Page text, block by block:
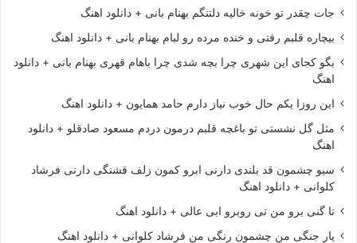
جات چقدر تو خونه خالیه دلتنگم بهنام بانی + دانلود اهنگ
بیچاره قلبم رفتی و خنده مرده رو لبام بهنام بانی + دانلود اهنگ
بگو کجای این شهری چرا بچه شدی چرا باهام قهری بهنام بانی + دانلود
اهنگ
این روزا یکم حال خوب نیاز دارم حامد همایون + دانلود اهنگ
مثل گل نشستی تو باغچه قلبم درمون دردم مسعود صادقلو + دانلود
اهنگ
سیو چشمون قد بلندی دارنی ابرو کمون زلف قشنگی دارنی فرشاد
کلوانی + دانلود اهنگ
تا گنی برو من تی روبرو ابی عالی + دانلود اهنگ
یار جنگی من چشمون رنگی من فرشاد کلوانی + دانلود اهنگ